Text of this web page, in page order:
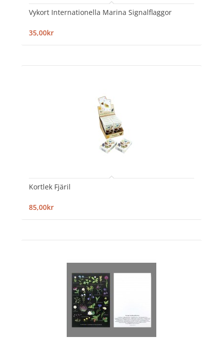
Vykort Internationella Marina Signalflaggor
35,00kr
Kortlek Fjäril
85,00kr